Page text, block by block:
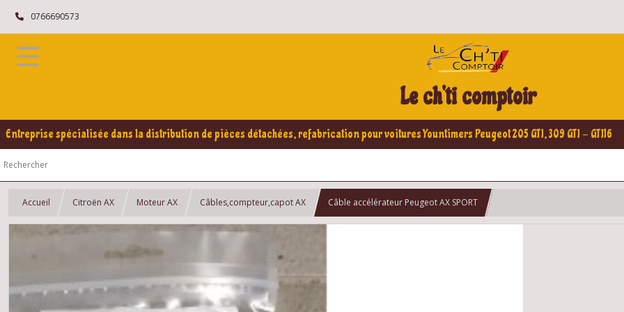
0766690573
Le ch'ti comptoir
Entreprise spécialisée dans la distribution de pièces détachées, refabrication pour voitures Yountimers Peugeot 205 GTI, 309 GTI - GTI16
Accueil Citroën AX Moteur AX Câbles,compteur,capot AX Câble accélérateur Peugeot AX SPORT